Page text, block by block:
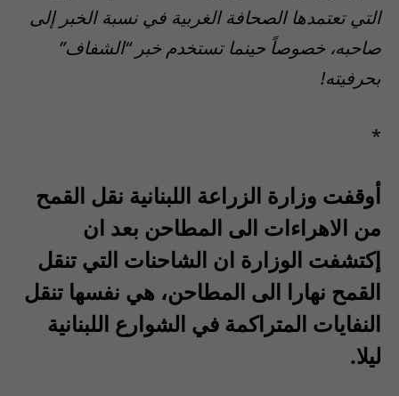
التي تعتمدها الصحافة الغربية في نسبة الخبر إلى
صاحبه، خصوصاً حينما تستخدم خبر “الشفاف”
بحرفيته!
*
أوقفت وزارة الزراعة اللبنانية نقل القمح
من الاهراءات الى المطاحن بعد ان
إكتشفت الوزارة ان الشاحنات التي تنقل
القمح نهارا الى المطاحن، هي نفسها تنقل
النفايات المتراكمة في الشوارع اللبنانية
ليلا.